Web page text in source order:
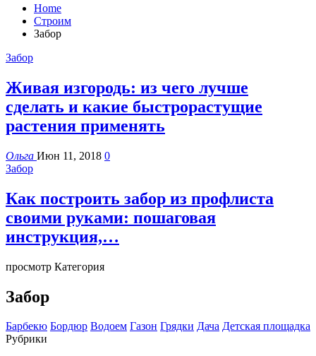
Home
Строим
Забор
Забор
Живая изгородь: из чего лучше
сделать и какие быстрорастущие
растения применять
Ольга Июн 11, 2018 0
Забор
Как построить забор из профлиста
своими руками: пошаговая
инструкция,…
просмотр Категория
Забор
Барбекю Бордюр Водоем Газон Грядки Дача Детская площадка
Рубрики